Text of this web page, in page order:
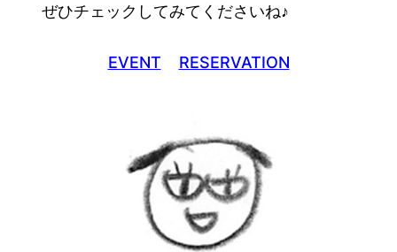
ぜひチェックしてみてくださいね♪
EVENT RESERVATION